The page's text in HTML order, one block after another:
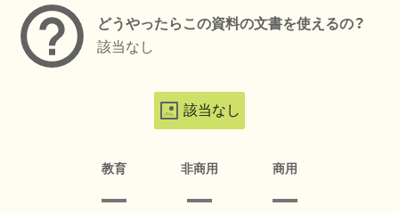
どうやったらこの資料の文書を使えるの？
該当なし
該当なし
教育 非商用 商用